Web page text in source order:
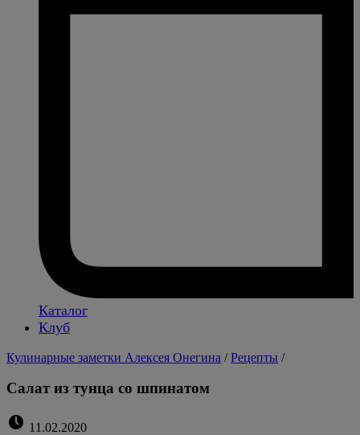
Каталог
Клуб
Кулинарные заметки Алексея Онегина /Рецепты /
Салат из тунца со шпинатом
11.02.2020